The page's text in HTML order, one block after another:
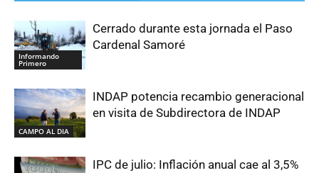
Informando
Primero
Cerrado durante esta jornada el Paso
Cardenal Samoré
CAMPO AL DIA
INDAP potencia recambio generacional
en visita de Subdirectora de INDAP
IPC de julio: Inflación anual cae al 3,5%